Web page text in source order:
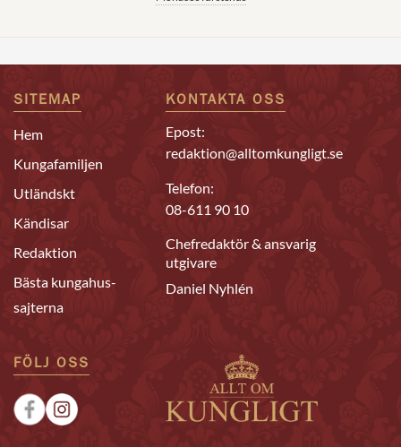
SITEMAP
Hem
Kungafamiljen
Utländskt
Kändisar
Redaktion
Bästa kungahus-
sajterna
KONTAKTA OSS
Epost:
redaktion@alltomkungligt.se
Telefon:
08-611 90 10
Chefredaktör & ansvarig
utgivare
Daniel Nyhlén
FÖLJ OSS